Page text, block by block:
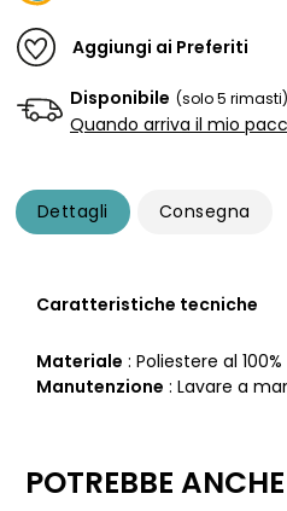
Aggiungi ai Preferiti
Disponibile (solo 5 rimasti)
Quando arriva il mio
Dettagli Consegna
Caratteristiche tecniche
Materiale : Poliestere al 100%
Manutenzione : Lavare a
POTREBBE